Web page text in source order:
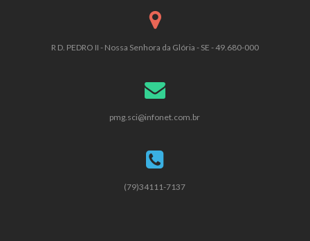
R D. PEDRO II - Nossa Senhora da Glória - SE - 49.680-000
pmg.sci@infonet.com.br
(79)34111-7137